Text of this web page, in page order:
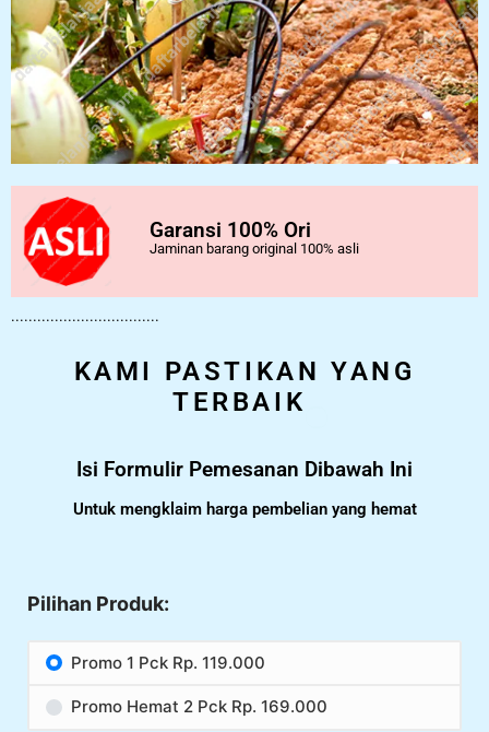
Garansi 100% Ori
Jaminan barang original 100% asli
..................................
KAMI PASTIKAN YANG
TERBAIK
Isi Formulir Pemesanan Dibawah Ini
Untuk mengklaim harga pembelian yang hemat
Pilihan Produk:
Promo 1 Pck Rp. 119.000
Promo Hemat 2 Pck Rp. 169.000